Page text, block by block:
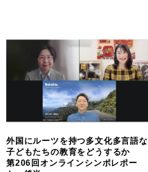
外国にルーツを持つ多文化多言語な
子どもたちの教育をどうするか
第206回オンラインシンポレポー